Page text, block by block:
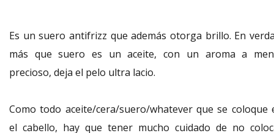
Es un suero antifrizz que además otorga brillo. En
más que suero es un aceite, con un aroma a
precioso, deja el pelo ultra lacio.
Como todo aceite/cera/suero/whatever que se coloque
el cabello, hay que tener mucho cuidado de no